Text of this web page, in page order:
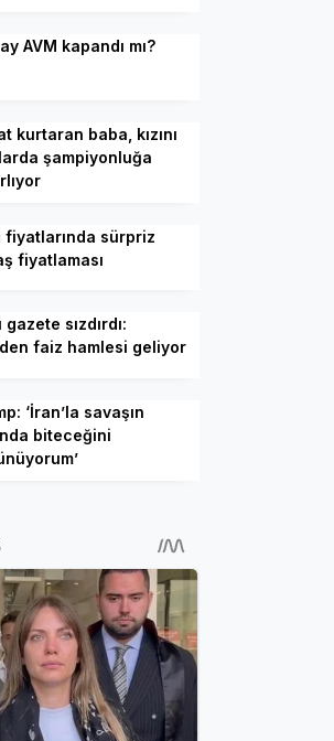
AVM kapandı mı?
kurtaran baba, kızını
şampiyonluğa
fiyatlarında sürpriz
fiyatlaması
gazete sızdırdı:
faiz hamlesi geliyor
‘İran’la savaşın
biteceğini